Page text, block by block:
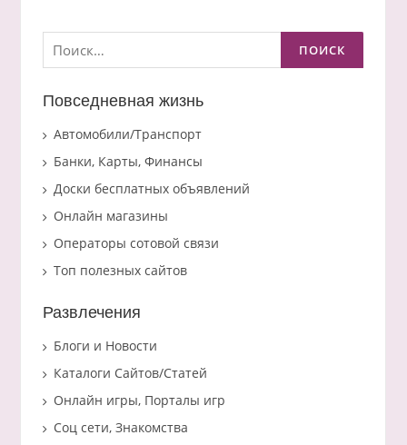
Найти:
Повседневная жизнь
Автомобили/Транспорт
Банки, Карты, Финансы
Доски бесплатных объявлений
Онлайн магазины
Операторы сотовой связи
Топ полезных сайтов
Развлечения
Блоги и Новости
Каталоги Сайтов/Статей
Онлайн игры, Порталы игр
Соц сети, Знакомства